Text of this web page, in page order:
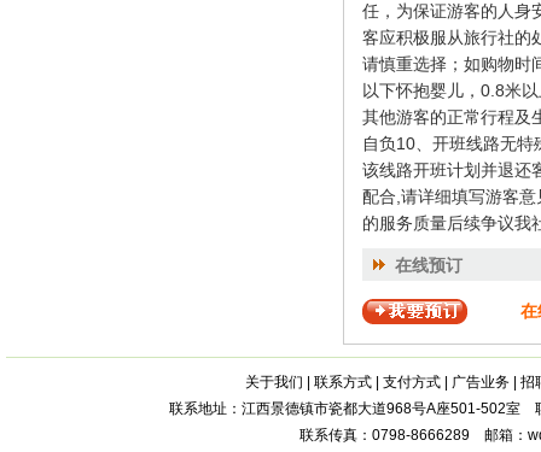
任，为保证游客的人身
客应积极服从旅行社的
请慎重选择；如购物时
以下怀抱婴儿，0.8米
其他游客的正常行程及
自负10、开班线路无
该线路开班计划并退还
配合,请详细填写游客
的服务质量后续争议我
在线预订
在
关于我们 联系方式 支付方式 广告业务
招
联系地址：江西景德镇市瓷都大道968号A座501-502
联系传真：0798-8666289 邮箱：